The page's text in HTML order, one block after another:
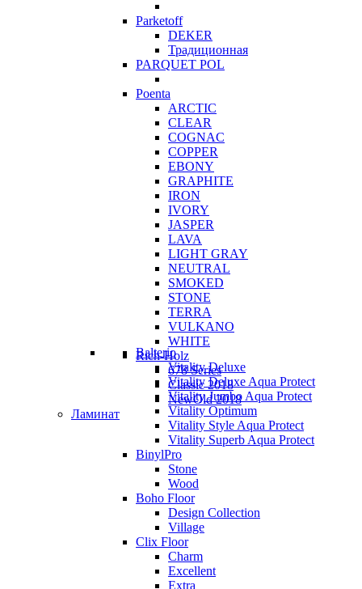
Parketoff
DEKER
Традиционная
PARQUET POL
Poenta
ARCTIC
CLEAR
COGNAC
COPPER
EBONY
GRAPHITE
IRON
IVORY
JASPER
LAVA
LIGHT GRAY
NEUTRAL
SMOKED
STONE
TERRA
VULKANO
WHITE
Rich-Holz
678 Series
Classic 2018
NewOld 2018
Ламинат
Balterio
Vitality Deluxe
Vitality Deluxe Aqua Protect
Vitality Jumbo Aqua Protect
Vitality Optimum
Vitality Style Aqua Protect
Vitality Superb Aqua Protect
BinylPro
Stone
Wood
Boho Floor
Design Collection
Village
Clix Floor
Charm
Excellent
Extra